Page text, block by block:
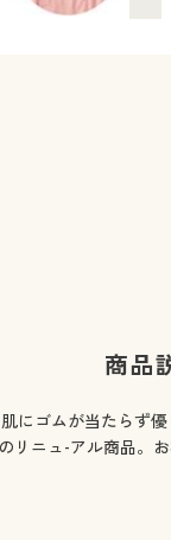
商品
ゴムが当たら
ニュ-アル商品